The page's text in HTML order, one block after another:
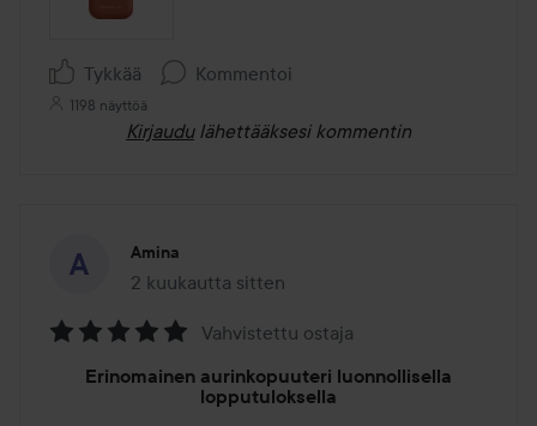
Tykkää Kommentoi
1198 näyttöä
Kirjaudu lähettääksesi kommentin
Amina
2 kuukautta sitten
Viesti luotiin 2 kuukautta sitten
Vahvistettu ostaja
Erinomainen aurinkopuuteri luonnollisella
lopputuloksella